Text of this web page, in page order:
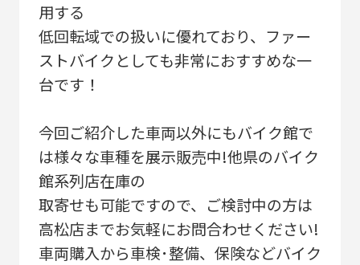
用する
低回転域での扱いに優れており、ファー
ストバイクとしても非常におすすめな一
台です！
今回ご紹介した車両以外にもバイク館で
は様々な車種を展示販売中!他県のバイク
館系列店在庫の
取寄せも可能ですので、ご検討中の方は
高松店までお気軽にお問合わせください!
車両購入から車検･整備、保険などバイク